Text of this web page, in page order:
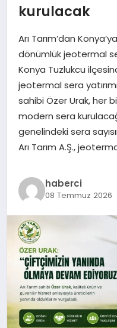
SIYASET
SPOR
TEKNOLOJI
YAŞAM
kurulacak
Arı Tarım’dan
dönümlük jeotermal
Konya Tuzlukcu
jeotermal sera
sahibi Özer Urak, her
modern sera
genelindeki sera
Arı Tarım A.Ş.,
haberci
08 Temmuz 2026